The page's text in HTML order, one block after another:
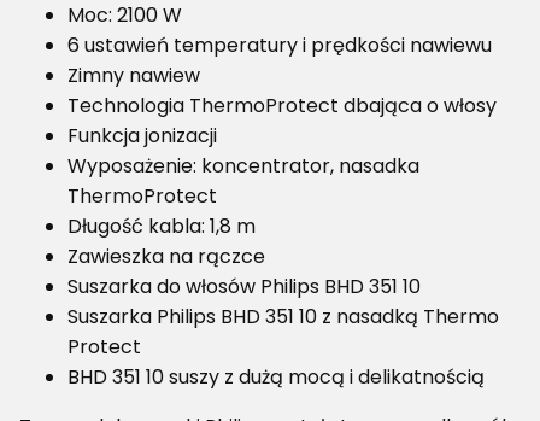
Moc: 2100 W
6 ustawień temperatury i prędkości nawiewu
Zimny nawiew
Technologia ThermoProtect dbająca o włosy
Funkcja jonizacji
Wyposażenie: koncentrator, nasadka
ThermoProtect
Długość kabla: 1,8 m
Zawieszka na rączce
Suszarka do włosów Philips BHD 351 10
Suszarka Philips BHD 351 10 z nasadką Thermo
Protect
BHD 351 10 suszy z dużą mocą i delikatnością